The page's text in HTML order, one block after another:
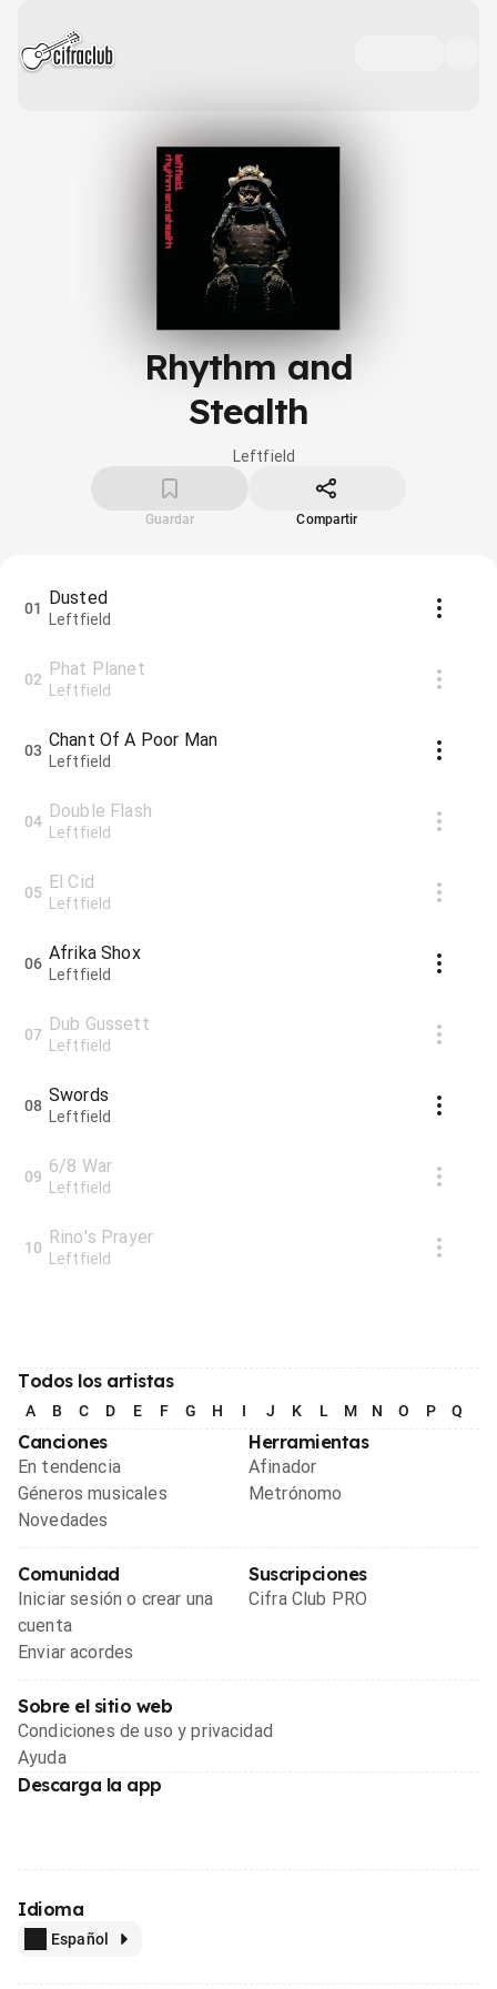
Rhythm and
Stealth
Leftfield
Guardar Compartir
01 Dusted
Leftfield
02 Phat Planet
Leftfield
03 Chant Of A Poor Man
Leftfield
04 Double Flash
Leftfield
05 El Cid
Leftfield
06 Afrika Shox
Leftfield
07 Dub Gussett
Leftfield
08 Swords
Leftfield
09 6/8 War
Leftfield
10 Rino's Prayer
Leftfield
Todos los artistas
A B C D E F G H I J K L M N O P Q
Canciones
En tendencia
Géneros musicales
Novedades
Herramientas
Afinador
Metrónomo
Comunidad
Iniciar sesión o crear una
cuenta
Enviar acordes
Suscripciones
Cifra Club PRO
Sobre el sitio web
Condiciones de uso y privacidad
Ayuda
Descarga la app
Idioma
Español